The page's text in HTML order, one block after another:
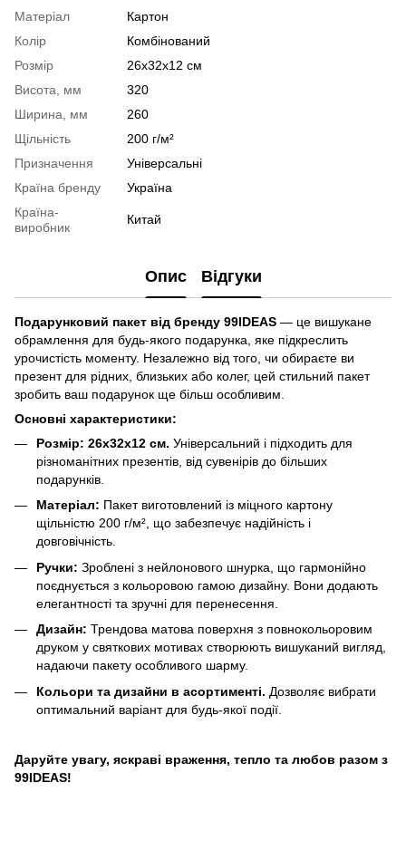
Матеріал
Картон
Колір
Комбінований
Розмір
26х32х12 см
Висота, мм
320
Ширина, мм
260
Щільність
200 г/м²
Призначення
Універсальні
Країна бренду
Україна
Країна-
виробник
Китай
Опис Відгуки
Подарунковий пакет від бренду 99IDEAS — це вишукане
обрамлення для будь-якого подарунка, яке підкреслить
урочистість моменту. Незалежно від того, чи обираєте ви
презент для рідних, близьких або колег, цей стильний пакет
зробить ваш подарунок ще більш особливим.
Основні характеристики:
Розмір: 26х32х12 см. Універсальний і підходить для
різноманітних презентів, від сувенірів до більших
подарунків.
Матеріал: Пакет виготовлений із міцного картону
щільністю 200 г/м², що забезпечує надійність і
довговічність.
Ручки: Зроблені з нейлонового шнурка, що гармонійно
поєднується з кольоровою гамою дизайну. Вони додають
елегантності та зручні для перенесення.
Дизайн: Трендова матова поверхня з повнокольоровим
друком у святкових мотивах створюють вишуканий вигляд,
надаючи пакету особливого шарму.
Кольори та дизайни в асортименті. Дозволяє вибрати
оптимальний варіант для будь-якої події.
Даруйте увагу, яскраві враження, тепло та любов разом з
99IDEAS!